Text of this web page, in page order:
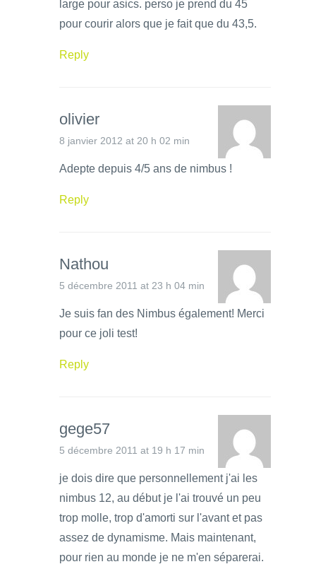
large pour asics. perso je prend du 45
pour courir alors que je fait que du 43,5.
Reply
olivier
8 janvier 2012 at 20 h 02 min
Adepte depuis 4/5 ans de nimbus !
Reply
Nathou
5 décembre 2011 at 23 h 04 min
Je suis fan des Nimbus également! Merci
pour ce joli test!
Reply
gege57
5 décembre 2011 at 19 h 17 min
je dois dire que personnellement j'ai les
nimbus 12, au début je l'ai trouvé un peu
trop molle, trop d'amorti sur l'avant et pas
assez de dynamisme. Mais maintenant,
pour rien au monde je ne m'en séparerai.